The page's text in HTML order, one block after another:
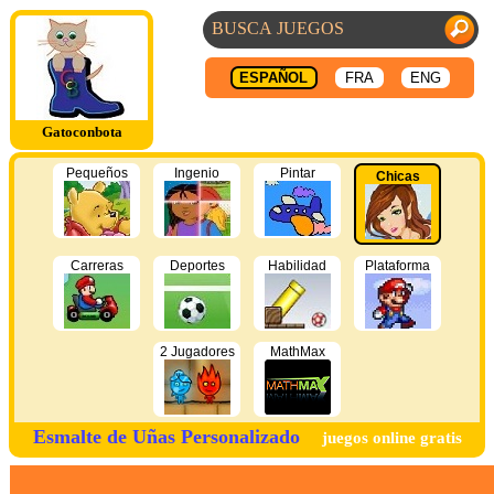
Gatoconbota
ESPAÑOL FRA ENG
Pequeños Ingenio Pintar Chicas
Carreras Deportes Habilidad Plataforma
2 Jugadores MathMax
Esmalte de Uñas Personalizado juegos online gratis